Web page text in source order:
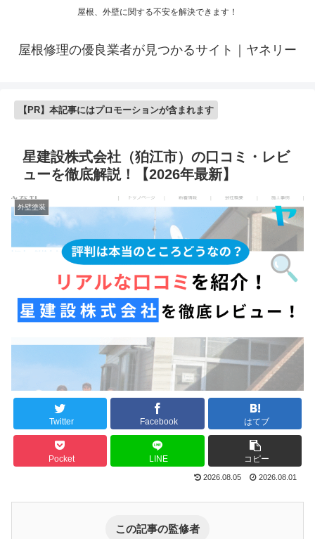
屋根、外壁に関する不安を解決できます！
屋根修理の優良業者が見つかるサイト｜ヤネリー
【PR】本記事にはプロモーションが含まれます
星建設株式会社（狛江市）の口コミ・レビ
ューを徹底解説！【2026年最新】
外壁塗装
Twitter Facebook はてブ
Pocket LINE コピー
2026.08.05 2026.08.01
この記事の監修者